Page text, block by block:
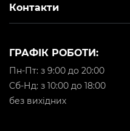
Контакти
ГРАФІК РОБОТИ:
Пн-Пт: з 9:00 до 20:00
Cб-Нд: з 10:00 до 18:00
без вихідних